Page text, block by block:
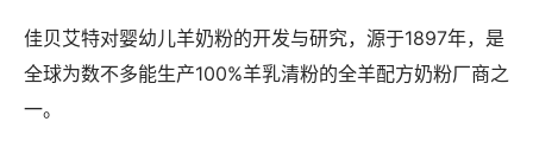
佳贝艾特对婴幼儿羊奶粉的开发与研究，源于1897年，是
全球为数不多能生产100%羊乳清粉的全羊配方奶粉厂商之
一。